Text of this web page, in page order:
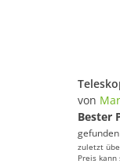
von
Bester
zuletzt
Preis